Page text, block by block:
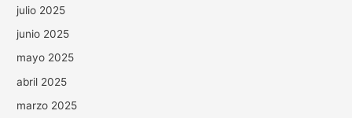
julio 2025
junio 2025
mayo 2025
abril 2025
marzo 2025